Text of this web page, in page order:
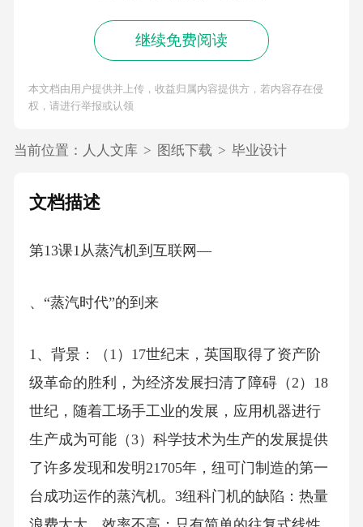
继续免费阅读
本文档由用户提供并上传，收益归属内容提供方，若内容存在侵
权，请进行举报或认领
当前位置： 人人文库 > 图纸下载 > 毕业设计
文档描述
第13课1从蒸汽机到互联网—
、“蒸汽时代”的到来
1、背景：（1）17世纪末，英国取得了资产阶
级革命的胜利，为经济发展扫清了障碍（2）18
世纪，随着工场手工业的发展，应用机器进行
生产成为可能（3）科学技术为生产的发展提供
了许多发现和发明21705年，纽可门制造的第一
台成功运作的蒸汽机。3纽科门机的缺陷：热量